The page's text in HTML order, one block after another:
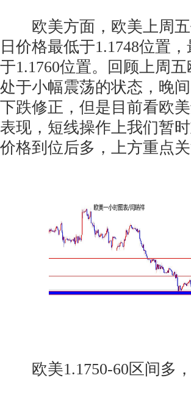
欧美方面，欧美上周五
日价格最低于1.1748位置
于1.1760位置。回顾上周
处于小幅震荡的状态，晚
下跌修正，但是目前看欧
表现，短线操作上我们暂
价格到位后多，上方重点
欧美1.1750-60区间多，